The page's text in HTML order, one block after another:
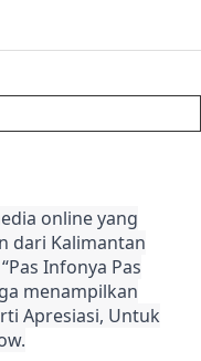
online yang
dari Kalimantan
Infonya Pas
menampilkan
Apresiasi, Untuk